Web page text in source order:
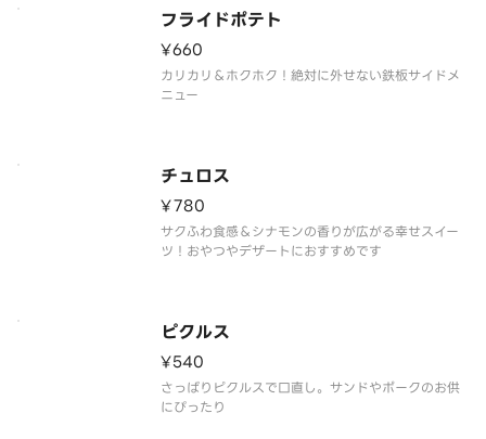
フライドポテト
¥660
カリカリ＆ホクホク！絶対に外せない鉄板サイドメ
ニュー
チュロス
¥780
サクふわ食感＆シナモンの香りが広がる幸せスイー
ツ！おやつやデザートにおすすめです
ピクルス
¥540
さっぱりピクルスで口直し。サンドやポークのお供
にぴったり